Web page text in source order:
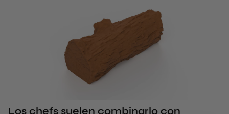
Los chefs suelen combinarlo con